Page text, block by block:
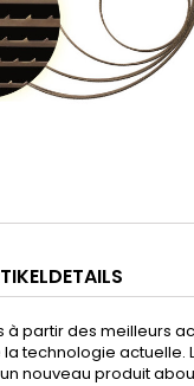
à partir des meilleurs
technologie actuelle.
nouveau produit